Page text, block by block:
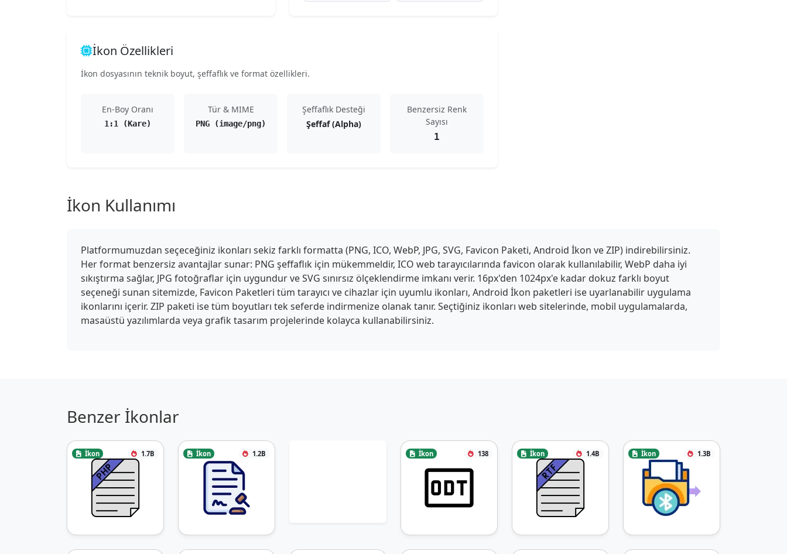
İkon Özellikleri
İkon dosyasının teknik boyut, şeffaflık ve format özellikleri.
En-Boy Oranı
1:1 (Kare)
Tür & MIME
PNG (image/png)
Şeffaflık Desteği
Şeffaf (Alpha)
Benzersiz Renk
Sayısı
1
İkon Kullanımı
Platformumuzdan seçeceğiniz ikonları sekiz farklı formatta (PNG, ICO, WebP, JPG, SVG, Favicon Paketi, Android İkon ve ZIP) indirebilirsiniz.
Her format benzersiz avantajlar sunar: PNG şeffaflık için mükemmeldir, ICO web tarayıcılarında favicon olarak kullanılabilir, WebP daha iyi
sıkıştırma sağlar, JPG fotoğraflar için uygundur ve SVG sınırsız ölçeklendirme imkanı verir. 16px'den 1024px'e kadar dokuz farklı boyut
seçeneği sunan sitemizde, Favicon Paketleri tüm tarayıcı ve cihazlar için uyumlu ikonları, Android İkon paketleri ise uyarlanabilir uygulama
ikonlarını içerir. ZIP paketi ise tüm boyutları tek seferde indirmenize olanak tanır. Seçtiğiniz ikonları web sitelerinde, mobil uygulamalarda,
masaüstü yazılımlarda veya grafik tasarım projelerinde kolayca kullanabilirsiniz.
Benzer İkonlar
İkon 1.7B İkon 1.2B İkon 138 İkon 1.4B İkon 1.3B